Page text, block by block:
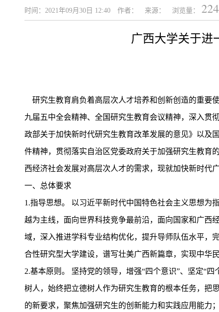
时间：2021年09月30日 12:40 作者： 来源： 浏览量：
广西大学关于进
研究生教育肩负着高层次人才培养和创新创造的重要
九届五中全会精神、全国研究生教育会议精神，深入贯
政部关于加快新时代研究生教育改革发展的意见》以及
件精神，贯彻落实自治区党委政府关于加强研究生教育
西经济社会发展对高层次人才的需求，现就加快新时代
一、总体要求
1.指导思想。 以习近平新时代中国特色社会主义思想为
越为主线，面向世界科技竞争最前沿，面向国家和广西
域，深入推进学科专业结构优化，提升导师队伍水平，
合性研究型大学建设，谱写壮美广西新篇章，实现中华
2.基本原则。 坚持党的领导，增强“四个意识”、坚定“
树人，始终把立德树人作为研究生教育的根本任务，把
的新要求，聚焦加强研究生的创新能力和实践应用能力